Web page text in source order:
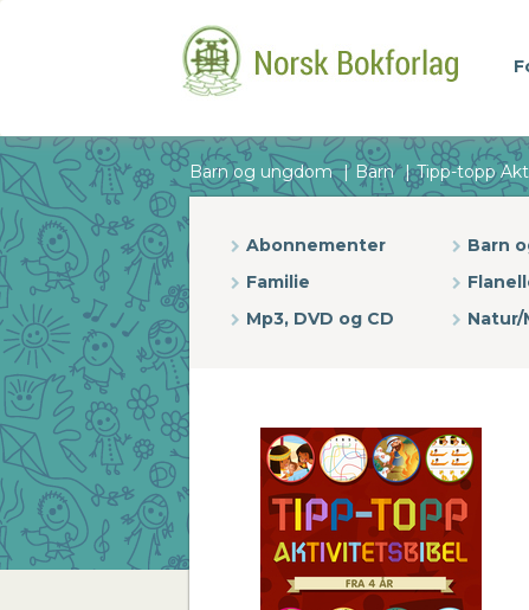
Barn og ungdom Barn Tipp-topp
Abonnementer Barn
Familie
Mp3, DVD og CD
Natur/